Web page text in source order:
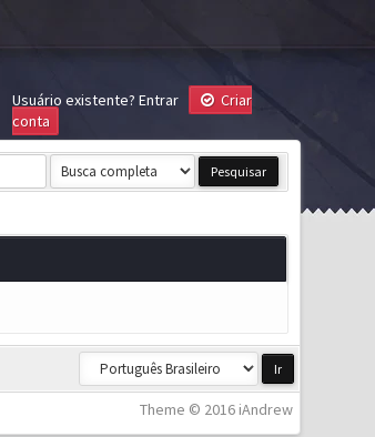
Usuário existente? Entrar
Criar
conta
Theme © 2016 iAndrew